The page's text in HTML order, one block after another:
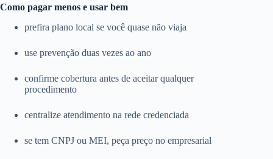
Como pagar menos e usar bem
prefira plano local se você quase não viaja
use prevenção duas vezes ao ano
confirme cobertura antes de aceitar qualquer
procedimento
centralize atendimento na rede credenciada
se tem CNPJ ou MEI, peça preço no empresarial